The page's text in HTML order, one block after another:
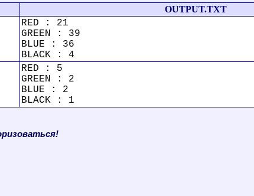
OUTPUT.TXT
RED : 21
GREEN : 39
BLUE : 36
BLACK : 4
RED : 5
GREEN : 2
BLUE : 2
BLACK : 1